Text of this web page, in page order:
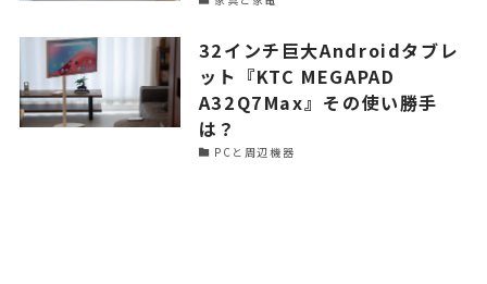
32インチ巨大Androidタブレ
ット『KTC MEGAPAD
A32Q7Max』その使い勝手
は？
PCと周辺機器